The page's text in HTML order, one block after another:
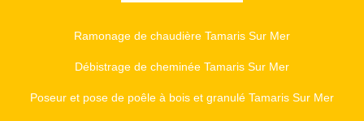
Ramonage de chaudière Tamaris Sur Mer
Débistrage de cheminée Tamaris Sur Mer
Poseur et pose de poêle à bois et granulé Tamaris Sur Mer